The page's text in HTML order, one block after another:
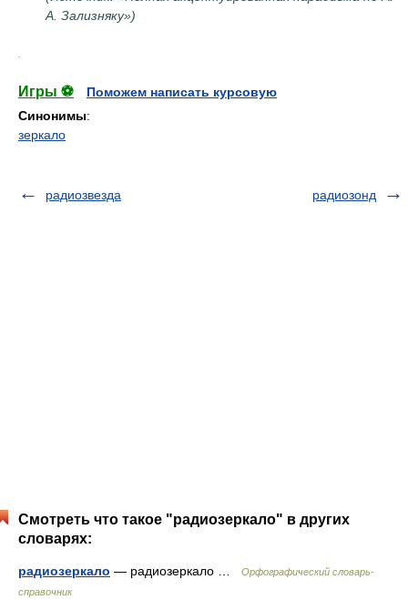
А. Зализняку»)
Игры ⚽
Поможем написать курсовую
Синонимы:
зеркало
радиозвезда радиозонд
Смотреть что такое "радиозеркало" в других
словарях:
радиозеркало — радиозеркало …
Орфографический словарь-
справочник